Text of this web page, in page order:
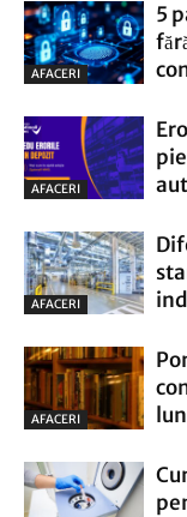
AFACERI
5
AFACERI
AFACERI
AFACERI